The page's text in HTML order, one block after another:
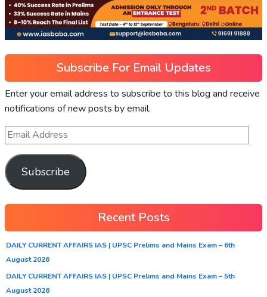
Subscribe For Email Updates
Enter your email address to subscribe to this blog and receive
notifications of new posts by email.
Subscribe
Recent Posts
DAILY CURRENT AFFAIRS IAS | UPSC Prelims and Mains Exam – 6th
August 2026
DAILY CURRENT AFFAIRS IAS | UPSC Prelims and Mains Exam – 5th
August 2026